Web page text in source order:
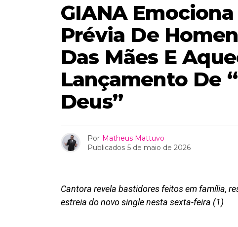
GIANA Emociona
Prévia De
Das Mães E
Lançamento De
Deus”
Por Matheus Mattuvo
Publicados 5 de maio de 2026
Cantora revela bastidores feitos em família,
estreia do novo single nesta sexta-feira (1)